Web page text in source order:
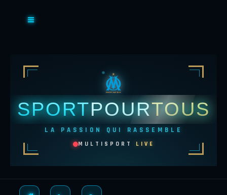
SPORTPOURTOUS
LA PASSION QUI RASSEMBLE
MULTISPORT LIVE